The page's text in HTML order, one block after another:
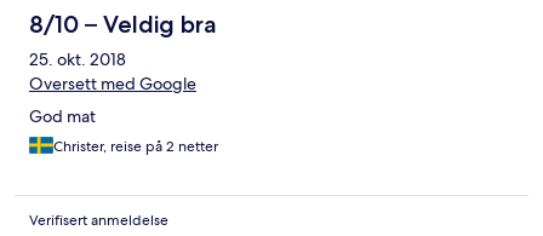
8/10 – Veldig bra
25. okt. 2018
Oversett med Google
God mat
Christer, reise på 2 netter
Verifisert anmeldelse